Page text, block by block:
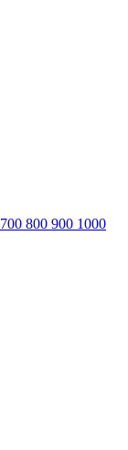
700 800 900 1000